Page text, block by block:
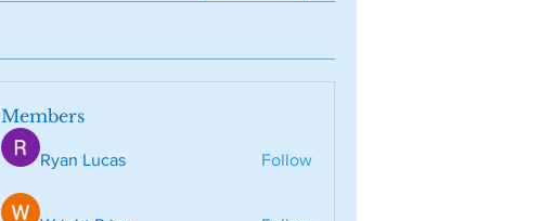
Members
Ryan Lucas Follow